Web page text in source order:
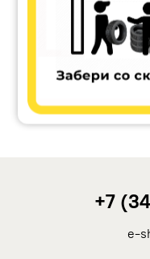
+7
e-